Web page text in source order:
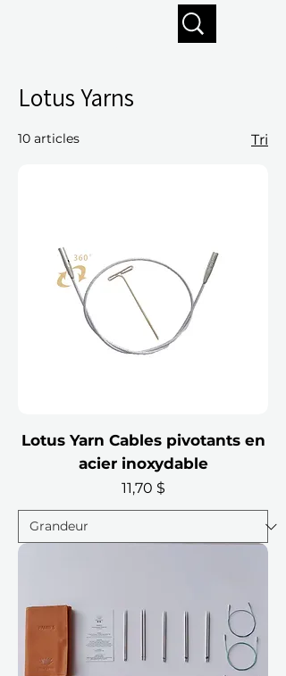
Lotus Yarns
10 articles Tri
Lotus Yarn Cables pivotants en
acier inoxydable
Prix
11,70 $